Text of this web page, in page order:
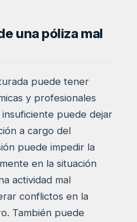
una póliza mal
puede tener
y profesionales
puede dejar
a cargo del
puede impedir la
en la situación
actividad mal
conflictos en la
También puede